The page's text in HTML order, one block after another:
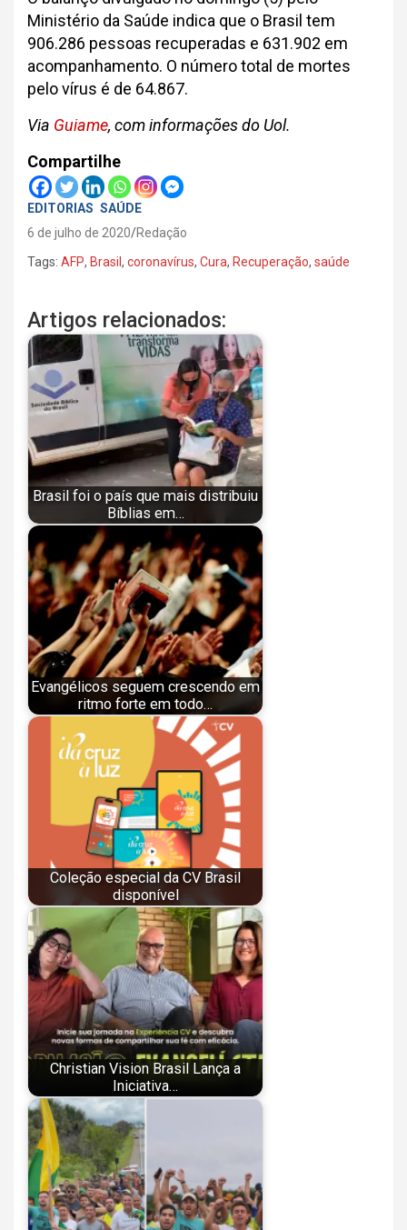
Ministério da Saúde indica que o Brasil tem
906.286 pessoas recuperadas e 631.902 em
acompanhamento. O número total de mortes
pelo vírus é de 64.867.
Via Guiame, com informações do Uol.
Compartilhe
EDITORIAS SAÚDE
6 de julho de 2020 Redação
Tags: AFP, Brasil , coronavírus, Cura, Recuperação, saúde
Artigos relacionados:
Brasil foi o país que mais distribuiu
Bíblias em…
Evangélicos seguem crescendo em
ritmo forte em todo…
Coleção especial da CV Brasil
disponível
Christian Vision Brasil Lança a
Iniciativa…